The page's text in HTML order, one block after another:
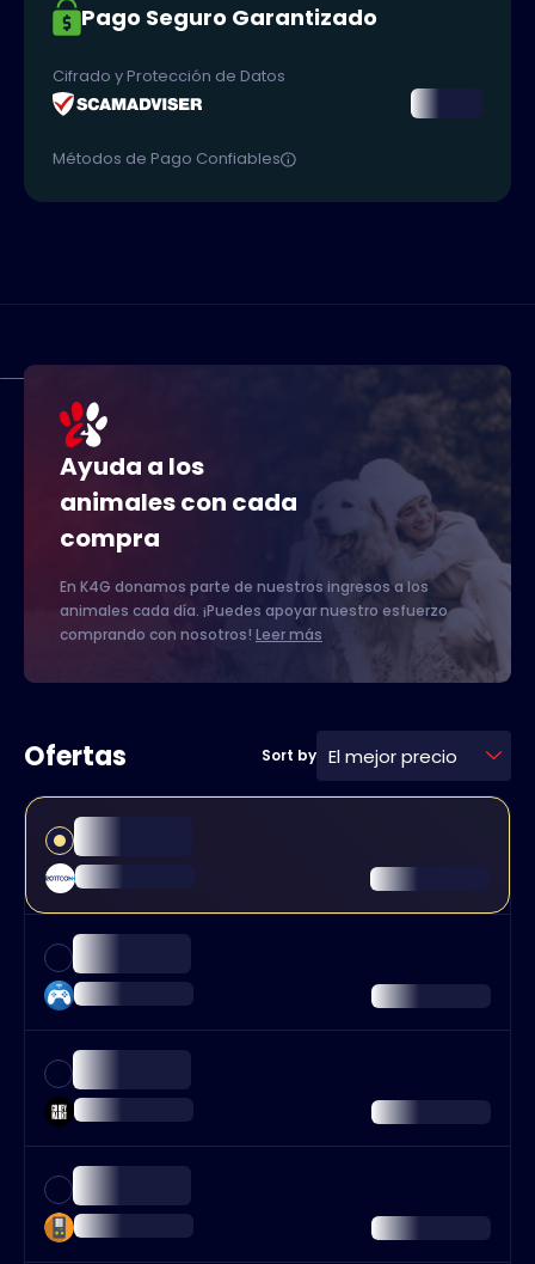
Pago Seguro Garantizado
Cifrado y Protección de Datos
Métodos de Pago Confiables
Ayuda a los
animales con cada
compra
En K4G donamos parte de nuestros ingresos a los
animales cada día. ¡Puedes apoyar nuestro esfuerzo
comprando con nosotros! Leer más
Ofertas Sort by El mejor precio